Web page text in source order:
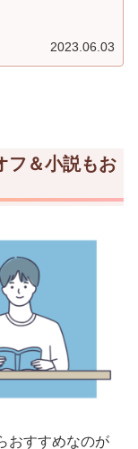
2023.06.03
フ＆小説もお
おすすめなのが